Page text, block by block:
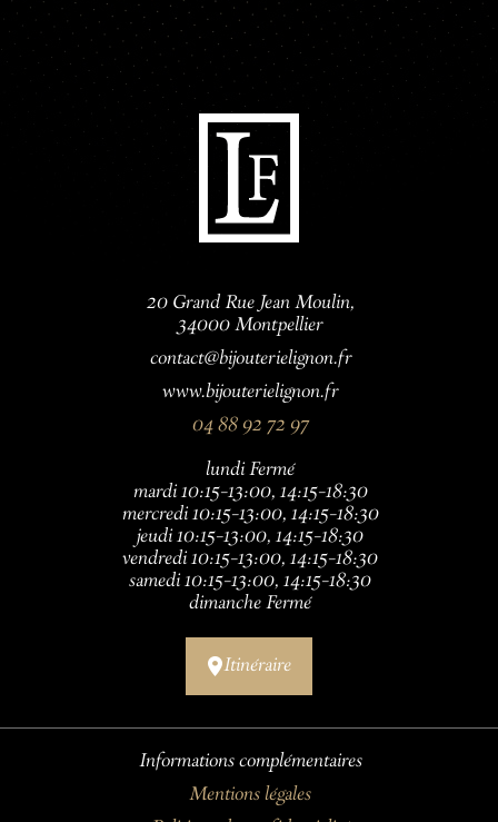
20 Grand Rue Jean Moulin,
34000 Montpellier
contact@bijouterielignon.fr
www.bijouterielignon.fr
04 88 92 72 97
lundi Fermé
mardi 10:15–13:00, 14:15–18:30
mercredi 10:15–13:00, 14:15–18:30
jeudi 10:15–13:00, 14:15–18:30
vendredi 10:15–13:00, 14:15–18:30
samedi 10:15–13:00, 14:15–18:30
dimanche Fermé
Itinéraire
Informations complémentaires
Mentions légales